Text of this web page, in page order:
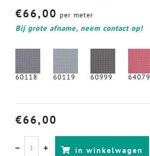
€66,00 per meter
Bij grote afname, neem contact op!
60118 60119 60999 64079
€66,00
in winkelwagen